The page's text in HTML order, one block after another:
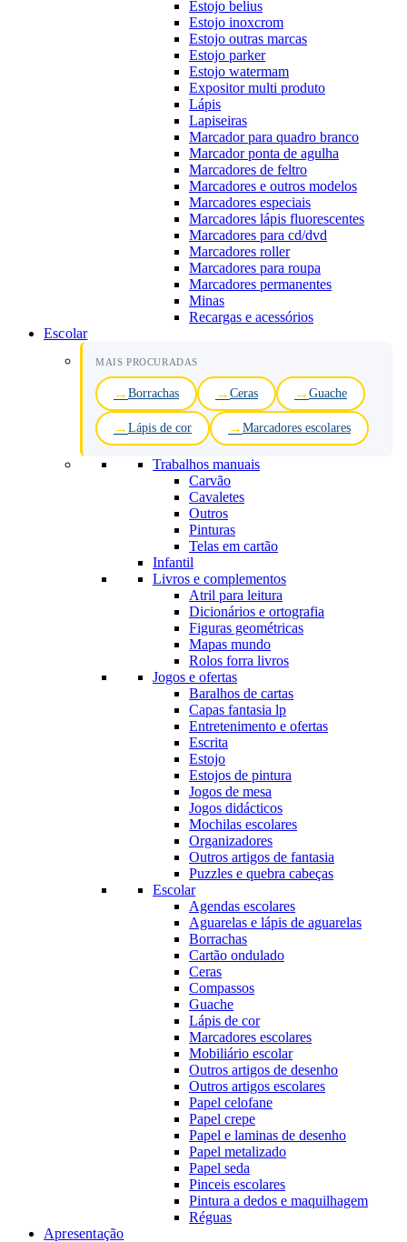
Estojo belius
Estojo inoxcrom
Estojo outras marcas
Estojo parker
Estojo watermam
Expositor multi produto
Lápis
Lapiseiras
Marcador para quadro branco
Marcador ponta de agulha
Marcadores de feltro
Marcadores e outros modelos
Marcadores especiais
Marcadores lápis fluorescentes
Marcadores para cd/dvd
Marcadores roller
Marcadores para roupa
Marcadores permanentes
Minas
Recargas e acessórios
Escolar
MAIS PROCURADAS
Borrachas Ceras Guache
Lápis de cor Marcadores escolares
Trabalhos manuais
Carvão
Cavaletes
Outros
Pinturas
Telas em cartão
Infantil
Livros e complementos
Atril para leitura
Dicionários e ortografia
Figuras geométricas
Mapas mundo
Rolos forra livros
Jogos e ofertas
Baralhos de cartas
Capas fantasia lp
Entretenimento e ofertas
Escrita
Estojo
Estojos de pintura
Jogos de mesa
Jogos didácticos
Mochilas escolares
Organizadores
Outros artigos de fantasia
Puzzles e quebra cabeças
Escolar
Agendas escolares
Aguarelas e lápis de aguarelas
Borrachas
Cartão ondulado
Ceras
Compassos
Guache
Lápis de cor
Marcadores escolares
Mobiliário escolar
Outros artigos de desenho
Outros artigos escolares
Papel celofane
Papel crepe
Papel e laminas de desenho
Papel metalizado
Papel seda
Pinceis escolares
Pintura a dedos e maquilhagem
Réguas
Apresentação